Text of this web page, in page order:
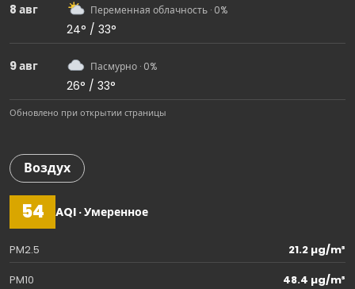
8 авг Переменная облачность · 0%
24° / 33°
9 авг Пасмурно · 0%
26° / 33°
Обновлено при открытии страницы
Воздух
54 AQI · Умеренное
PM2.5
21.2 µg/m³
PM10
48.4 µg/m³